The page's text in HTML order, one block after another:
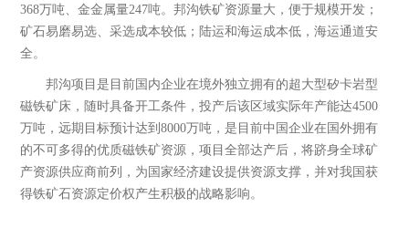
368万吨、金金属量247吨。邦沟铁矿资源量大，便于规模开发；
矿石易磨易选、采选成本较低；陆运和海运成本低，海运通道安
全。
邦沟项目是目前国内企业在境外独立拥有的超大型矽卡岩型
磁铁矿床，随时具备开工条件，投产后该区域实际年产能达4500
万吨，远期目标预计达到8000万吨，是目前中国企业在国外拥有
的不可多得的优质磁铁矿资源，项目全部达产后，将跻身全球矿
产资源供应商前列，为国家经济建设提供资源支撑，并对我国获
得铁矿石资源定价权产生积极的战略影响。
中融新大(青岛)矿产资源有限公司